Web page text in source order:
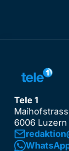
Tele 1
6006 Luzern